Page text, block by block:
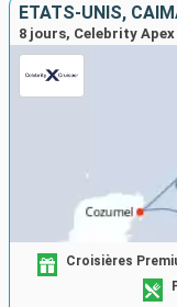
ÉTATS-UNIS,
8 jours, Celebrity Apex
Croisières